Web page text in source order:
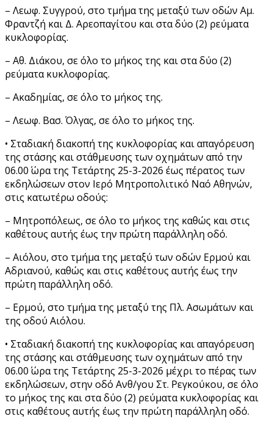
– Λεωφ. Συγγρού, στο τμήμα της μεταξύ των οδών Αμ.
Φραντζή και Δ. Αρεοπαγίτου και στα δύο (2) ρεύματα
κυκλοφορίας.
– Αθ. Διάκου, σε όλο το μήκος της και στα δύο (2)
ρεύματα κυκλοφορίας.
– Ακαδημίας, σε όλο το μήκος της.
– Λεωφ. Βασ. Όλγας, σε όλο το μήκος της.
• Σταδιακή διακοπή της κυκλοφορίας και απαγόρευση
της στάσης και στάθμευσης των οχημάτων από την
06.00΄ ώρα της Τετάρτης 25-3-2026 έως πέρατος των
εκδηλώσεων στον Ιερό Μητροπολιτικό Ναό Αθηνών,
στις κατωτέρω οδούς:
– Μητροπόλεως, σε όλο το μήκος της καθώς και στις
καθέτους αυτής έως την πρώτη παράλληλη οδό.
– Αιόλου, στο τμήμα της μεταξύ των οδών Ερμού και
Αδριανού, καθώς και στις καθέτους αυτής έως την
πρώτη παράλληλη οδό.
– Ερμού, στο τμήμα της μεταξύ της Πλ. Ασωμάτων και
της οδού Αιόλου.
• Σταδιακή διακοπή της κυκλοφορίας και απαγόρευση
της στάσης και στάθμευσης των οχημάτων από την
06.00΄ ώρα της Τετάρτης 25-3-2026 μέχρι το πέρας των
εκδηλώσεων, στην οδό Ανθ/γου Στ. Ρεγκούκου, σε όλο
το μήκος της και στα δύο (2) ρεύματα κυκλοφορίας και
στις καθέτους αυτής έως την πρώτη παράλληλη οδό.